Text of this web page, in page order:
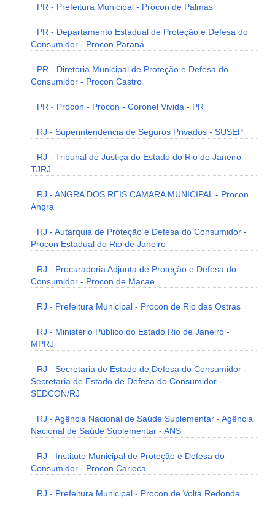
PR - Prefeitura Municipal - Procon de Palmas
PR - Departamento Estadual de Proteção e Defesa do
Consumidor - Procon Paraná
PR - Diretoria Municipal de Proteção e Defesa do
Consumidor - Procon Castro
PR - Procon - Procon - Coronel Vivida - PR
RJ - Superintendência de Seguros Privados - SUSEP
RJ - Tribunal de Justiça do Estado do Rio de Janeiro -
TJRJ
RJ - ANGRA DOS REIS CAMARA MUNICIPAL - Procon
Angra
RJ - Autarquia de Proteção e Defesa do Consumidor -
Procon Estadual do Rio de Janeiro
RJ - Procuradoria Adjunta de Proteção e Defesa do
Consumidor - Procon de Macae
RJ - Prefeitura Municipal - Procon de Rio das Ostras
RJ - Ministério Público do Estado Rio de Janeiro -
MPRJ
RJ - Secretaria de Estado de Defesa do Consumidor -
Secretaria de Estado de Defesa do Consumidor -
SEDCON/RJ
RJ - Agência Nacional de Saúde Suplementar - Agência
Nacional de Saúde Suplementar - ANS
RJ - Instituto Municipal de Proteção e Defesa do
Consumidor - Procon Carioca
RJ - Prefeitura Municipal - Procon de Volta Redonda